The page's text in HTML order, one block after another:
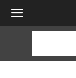
NOTICIAS
HORAS